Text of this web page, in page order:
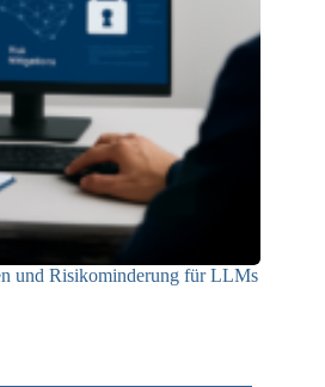
und Risikominderung für LLMs